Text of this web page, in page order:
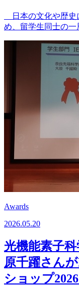
日本の文化や歴史
め、留学生同士の一
Awards
2026.05.20
光機能素子
原千躍さん
ショップ